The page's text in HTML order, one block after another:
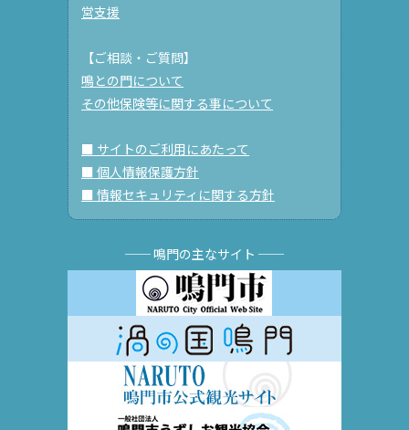
営支援
【ご相談・ご質問】
鳴との門について
その他保険等に関する事について
■ サイトのご利用にあたって
■ 個人情報保護方針
■ 情報セキュリティに関する方針
── 鳴門の主なサイト ──